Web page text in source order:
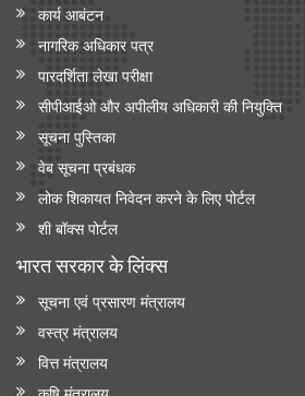
कार्य आबंटन
नागरिक अधिकार पत्र
पारदर्शिता लेखा परीक्षा
सीपीआईओ और अपी‍लीय अधिकारी की नियुक्ति
सूचना पुस्तिका
वेब सूचना प्रबंधक
लोक शिकायत निवेदन करने के लिए पोर्टल
शी बॉक्स पोर्टल
भारत सरकार के लिंक्‍स
सूचना एवं प्रसारण मंत्रालय
वस्त्र मंत्रालय
वित्त मंत्रालय